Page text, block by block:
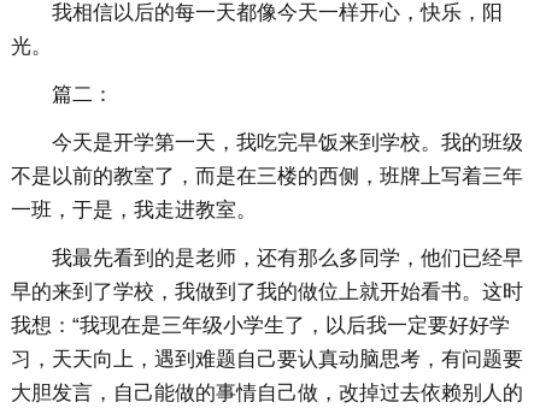
我相信以后的每一天都像今天一样开心，快乐，阳
光。
篇二：
今天是开学第一天，我吃完早饭来到学校。我的班级
不是以前的教室了，而是在三楼的西侧，班牌上写着三年
一班，于是，我走进教室。
我最先看到的是老师，还有那么多同学，他们已经早
早的来到了学校，我做到了我的做位上就开始看书。这时
我想：“我现在是三年级小学生了，以后我一定要好好学
习，天天向上，遇到难题自己要认真动脑思考，有问题要
大胆发言，自己能做的事情自己做，改掉过去依赖别人的